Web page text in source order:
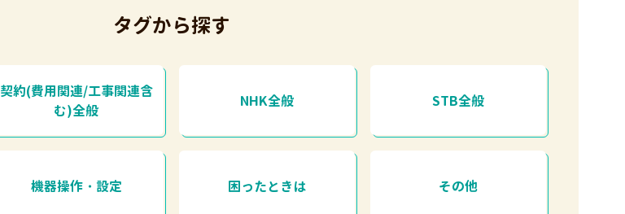
タグから探す
契約(費用関連/工事関連含
む)全般
NHK全般 STB全般
機器操作・設定 困ったときは その他